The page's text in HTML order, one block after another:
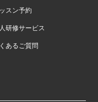
スン予約
研修サービス
あるご質問